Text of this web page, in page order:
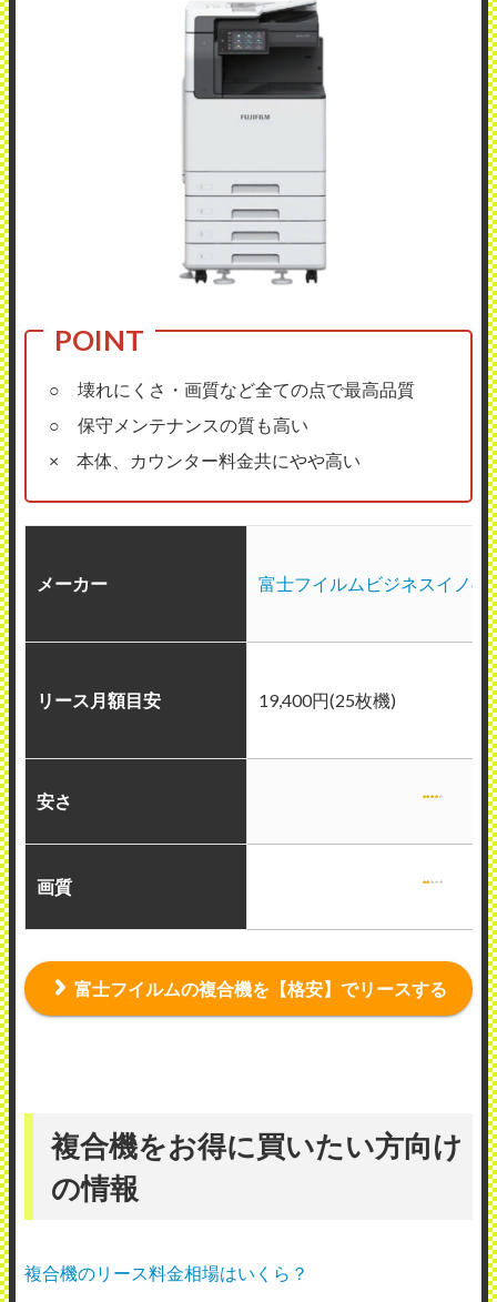
○ 壊れにくさ・画質など全ての点で最高品質
○ 保守メンテナンスの質も高い
× 本体、カウンター料金共にやや高い
メーカー 富士フイルムビジネスイノベ
リース月額目安 19,400円(25枚機)
安さ
画質
富士フイルムの複合機を【格安】でリースする
複合機をお得に買いたい方向け
の情報
複合機のリース料金相場はいくら？